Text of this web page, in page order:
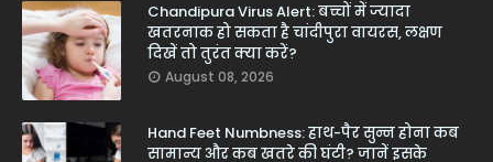
Chandipura Virus Alert: बच्चों में ज्यादा
खतरनाक हो सकता है चांदीपुरा वायरस, लक्षण
दिखें तो तुरंत क्या करें?
August 08, 2026
Hand Feet Numbness: हाथ-पैर सुन्न होना कब
सामान्य और कब खतरे की घंटी? जानें इसके